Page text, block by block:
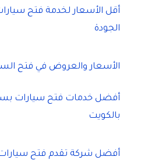
أقل الأسعار لخدمة فتح
الجودة
الأسعار والعروض في فتح
أفضل خدمات فتح سيارات
بالكويت
أفضل شركة تقدم فتح